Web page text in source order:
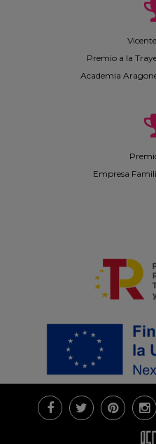
Premio a la
Academia
Empresa